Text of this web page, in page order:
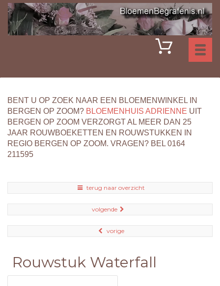
BENT U OP ZOEK NAAR EEN BLOEMENWINKEL IN
BERGEN OP ZOOM? BLOEMENHUIS ADRIENNE UIT
BERGEN OP ZOOM VERZORGT AL MEER DAN 25
JAAR ROUWBOEKETTEN EN ROUWSTUKKEN IN
REGIO BERGEN OP ZOOM. VRAGEN? BEL 0164
211595
terug naar overzicht
volgende
vorige
Rouwstuk Waterfall